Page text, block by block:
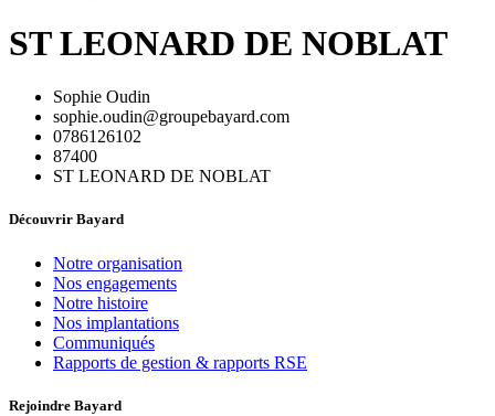
ST LEONARD DE NOBLAT
Sophie Oudin
sophie.oudin@groupebayard.com
0786126102
87400
ST LEONARD DE NOBLAT
Découvrir Bayard
Notre organisation
Nos engagements
Notre histoire
Nos implantations
Communiqués
Rapports de gestion & rapports RSE
Rejoindre Bayard